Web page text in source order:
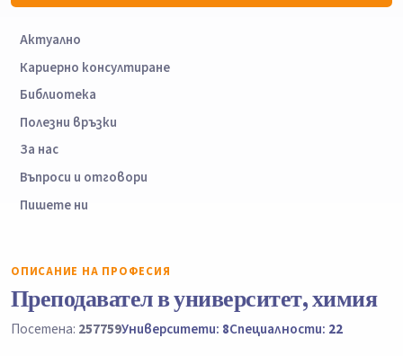
Актуално
Кариерно консултиране
Библиотека
Полезни връзки
За нас
Въпроси и отговори
Пишете ни
ОПИСАНИЕ НА ПРОФЕСИЯ
Преподавател в университет, химия
Посетена: 257759Университети: 8Специалности: 22